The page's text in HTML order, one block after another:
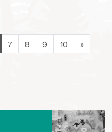
7 8 9 10 »